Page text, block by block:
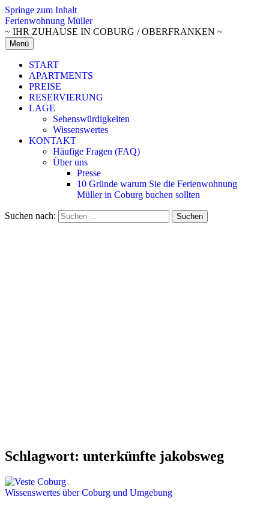
Springe zum Inhalt
Ferienwohnung Müller
~ IHR ZUHAUSE IN COBURG / OBERFRANKEN ~
Menü
START
APARTMENTS
PREISE
RESERVIERUNG
LAGE
Sehenswürdigkeiten
Wissenswertes
KONTAKT
Häufige Fragen (FAQ)
Über uns
Presse
10 Gründe warum Sie die Ferienwohnung
Müller in Coburg buchen sollten
Suchen nach:
Schlagwort: unterkünfte jakobsweg
Wissenswertes über Coburg und Umgebung